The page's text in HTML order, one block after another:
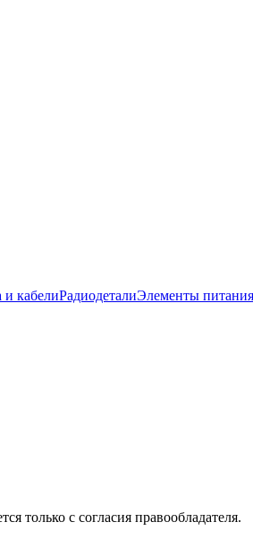
и кабелиРадиодеталиЭлементы питания
только с согласия правообладателя.